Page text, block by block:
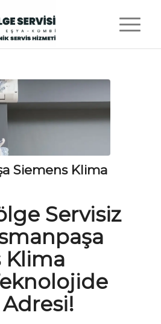
Siemens Klima
Servisiz
Klima